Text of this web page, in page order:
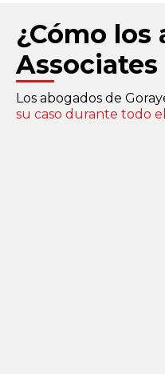
¿Cómo los
Los abogados de
su caso durante todo